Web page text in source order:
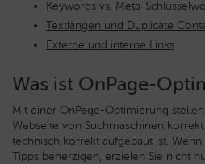
Keywords vs. Meta-
Textlängen und Duplicate
Externe und interne Links
Was ist OnPage-
Mit einer OnPage-Optimierung stellen
Webseite von Suchmaschinen
technisch korrekt aufgebaut ist.
Tipps beherzigen, erzielen Sie nicht